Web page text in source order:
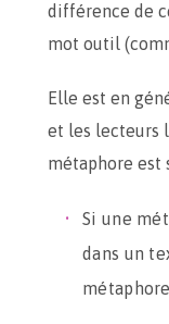
différence de
mot outil
Elle est en
et les lecteurs
métaphore est
Si une
dans un